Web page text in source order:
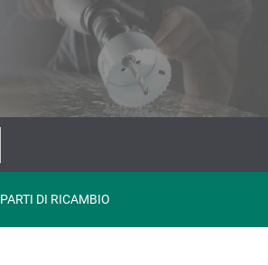
PARTI DI RICAMBIO